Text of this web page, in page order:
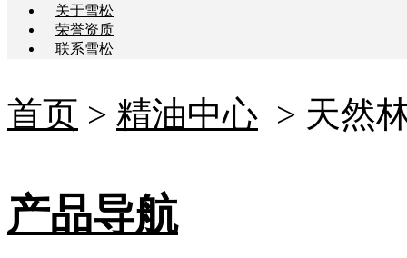
关于雪松
荣誉资质
联系雪松
首页 > 精油中心 > 天然
产品导航